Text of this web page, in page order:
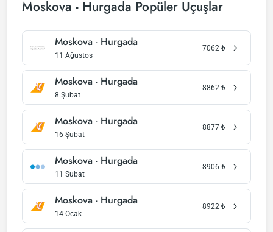
Moskova - Hurgada Popüler Uçuşlar
Moskova - Hurgada
11 Ağustos
7062 ₺
Moskova - Hurgada
8 Şubat
8862 ₺
Moskova - Hurgada
16 Şubat
8877 ₺
Moskova - Hurgada
11 Şubat
8906 ₺
Moskova - Hurgada
14 Ocak
8922 ₺